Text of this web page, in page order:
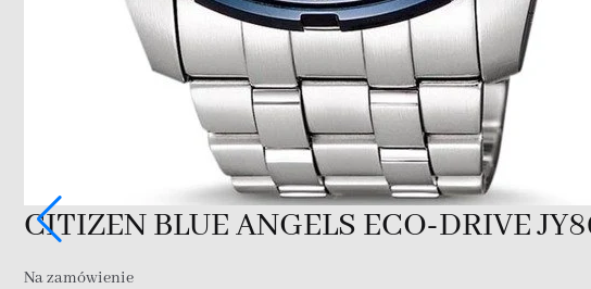
CITIZEN BLUE ANGELS ECO-DRIVE
Na zamówienie